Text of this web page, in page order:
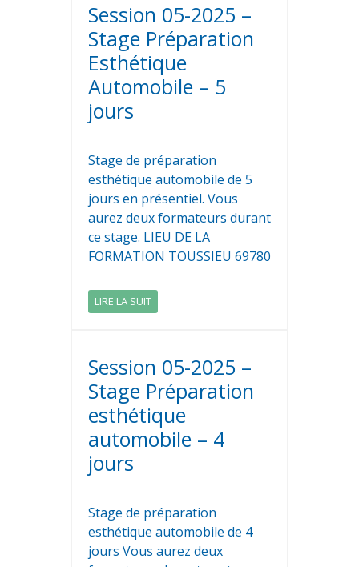
Session 05-2025 –
Stage Préparation
Esthétique
Automobile – 5
jours
Stage de préparation
esthétique automobile de 5
jours en présentiel. Vous
aurez deux formateurs durant
ce stage. LIEU DE LA
FORMATION TOUSSIEU 69780
LIRE LA SUIT
Session 05-2025 –
Stage Préparation
esthétique
automobile – 4
jours
Stage de préparation
esthétique automobile de 4
jours Vous aurez deux